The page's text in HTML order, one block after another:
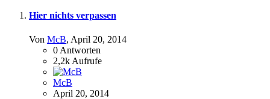
Hier nichts verpassen
Von McB, April 20, 2014
0 Antworten
2,2k Aufrufe
McB
April 20, 2014